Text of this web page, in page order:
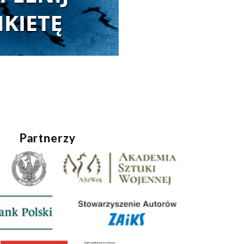
Partnerzy